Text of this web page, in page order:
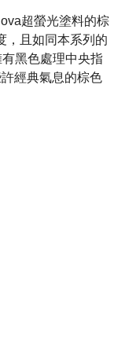
超螢光塗料的棕
，且如同本系列的
黑色處理中央指
經典氣息的棕色